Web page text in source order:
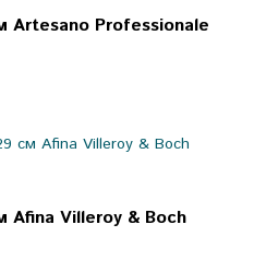
Artesano Professionale
Afina Villeroy & Boch